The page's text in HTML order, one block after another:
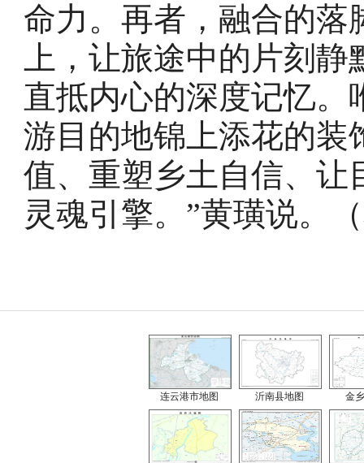
命力。再者，融合的落
上，让旅途中的片刻静
直抵内心的深度记忆
游目的地锦上添花的装
值、重塑乡土自信、让
灵魂引擎。”黄璜说。
连云港市地图 沂南县地图 金